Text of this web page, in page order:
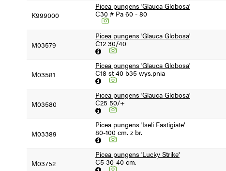
K999000
Picea pungens 'Glauca Globosa'
C30 # Pa 60 - 80
M03579
Picea pungens 'Glauca Globosa'
C12 30/40
M03581
Picea pungens 'Glauca Globosa'
C18 st 40 b35 wys.pnia
M03580
Picea pungens 'Glauca Globosa'
C25 50/+
M03389
Picea pungens 'Iseli Fastigiate'
80-100 cm. z br.
M03752
Picea pungens 'Lucky Strike'
C5 30-40 cm.